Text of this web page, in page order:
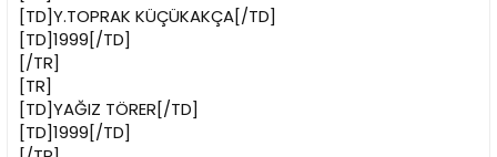
[TD]Y.TOPRAK KÜÇÜKAKÇA[/TD]
[TD]1999[/TD]
[/TR]
[TR]
[TD]YAĞIZ TÖRER[/TD]
[TD]1999[/TD]